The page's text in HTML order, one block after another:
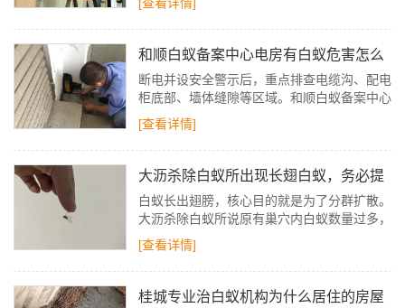
化、闭环式的专业施工。
和顺白蚁备案中心电房有白蚁危害怎么
办
断电并设安全警示后，重点排查电缆沟、配电
柜底部、墙体缝隙等区域。和顺白蚁备案中心
通过白蚁留下的泥被、泥线、排泄物等痕迹，
定位巢穴与活动路线，为灭杀打基础。
[查看详情]
大沥杀除白蚁所出现长翅白蚁，务必提
高警惕
白蚁长出翅膀，核心目的就是为了分群扩散。
大沥杀除白蚁所说原有巢穴内白蚁数量过多，
食物和空间不足时，繁殖蚁就会借助翅膀飞出
老巢，开启“分家之旅”。
[查看详情]
桂城专业治白蚁机构为什么居住的房屋